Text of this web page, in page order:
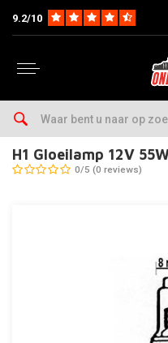
9.2/10
Home
H1 Gloeilamp 12V
0/5 (0 reviews)